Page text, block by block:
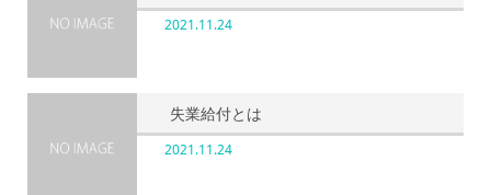
2021.11.24
失業給付とは
2021.11.24